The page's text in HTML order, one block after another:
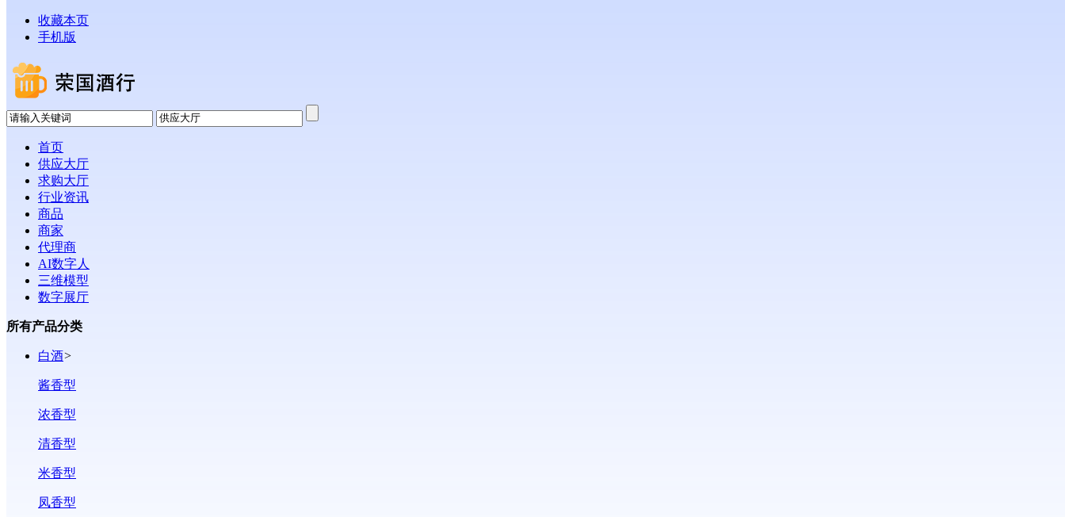
收藏本页
手机版
首页
供应大厅
求购大厅
行业资讯
商品
商家
代理商
AI数字人
三维模型
数字展厅
所有产品分类
白酒>
酱香型
浓香型
清香型
米香型
凤香型